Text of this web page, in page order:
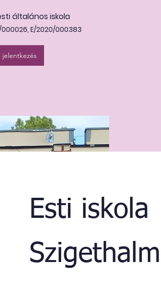
általános iskola
E/2020/000383
jelentkezés
Esti iskola